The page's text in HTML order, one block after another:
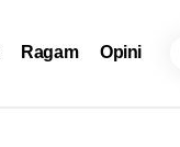
Ragam Opini